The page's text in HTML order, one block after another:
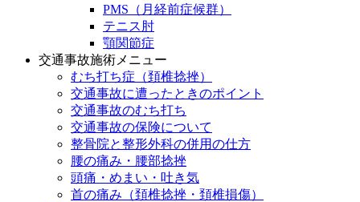
PMS（月経前症候群）
テニス肘
顎関節症
交通事故施術メニュー
むち打ち症（頚椎捻挫）
交通事故に遭ったときのポイント
交通事故のむち打ち
交通事故の保険について
整骨院と整形外科の併用の仕方
腰の痛み・腰部捻挫
頭痛・めまい・吐き気
首の痛み（頚椎捻挫・頚椎損傷）